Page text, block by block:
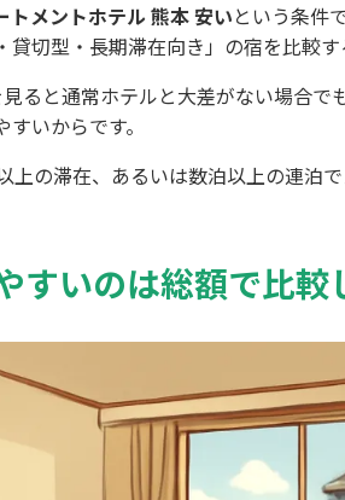
トメントホテル 熊本 安いという条件
切型・長期滞在向き」の宿を比較す
ると通常ホテルと大差がない場合で
いからです。
上の滞在、あるいは数泊以上の連泊
すいのは総額で比較